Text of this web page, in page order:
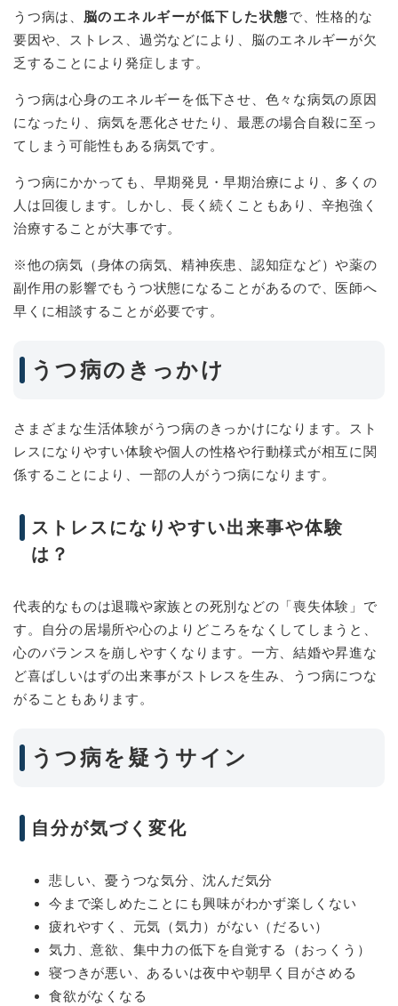
うつ病は、 脳のエネルギーが低下した状態で、性格的な
要因や、ストレス、過労などにより、脳のエネルギーが欠
乏することにより発症します。
うつ病は心身のエネルギーを低下させ、色々な病気の原因
になったり、病気を悪化させたり、最悪の場合自殺に至っ
てしまう可能性もある病気です。
うつ病にかかっても、早期発見・早期治療により、多くの
人は回復します。しかし、長く続くこともあり、辛抱強く
治療することが大事です。
※他の病気（身体の病気、精神疾患、認知症など）や薬の
副作用の影響でもうつ状態になることがあるので、医師へ
早くに相談することが必要です。
うつ病のきっかけ
さまざまな生活体験がうつ病のきっかけになります。スト
レスになりやすい体験や個人の性格や行動様式が相互に関
係することにより、一部の人がうつ病になります。
ストレスになりやすい出来事や体験
は？
代表的なものは退職や家族との死別などの「喪失体験」で
す。自分の居場所や心のよりどころをなくしてしまうと、
心のバランスを崩しやすくなります。一方、結婚や昇進な
ど喜ばしいはずの出来事がストレスを生み、うつ病につな
がることもあります。
うつ病を疑うサイン
自分が気づく変化
悲しい、憂うつな気分、沈んだ気分
今まで楽しめたことにも興味がわかず楽しくない
疲れやすく、元気（気力）がない（だるい）
気力、意欲、集中力の低下を自覚する（おっくう）
寝つきが悪い、あるいは夜中や朝早く目がさめる
食欲がなくなる